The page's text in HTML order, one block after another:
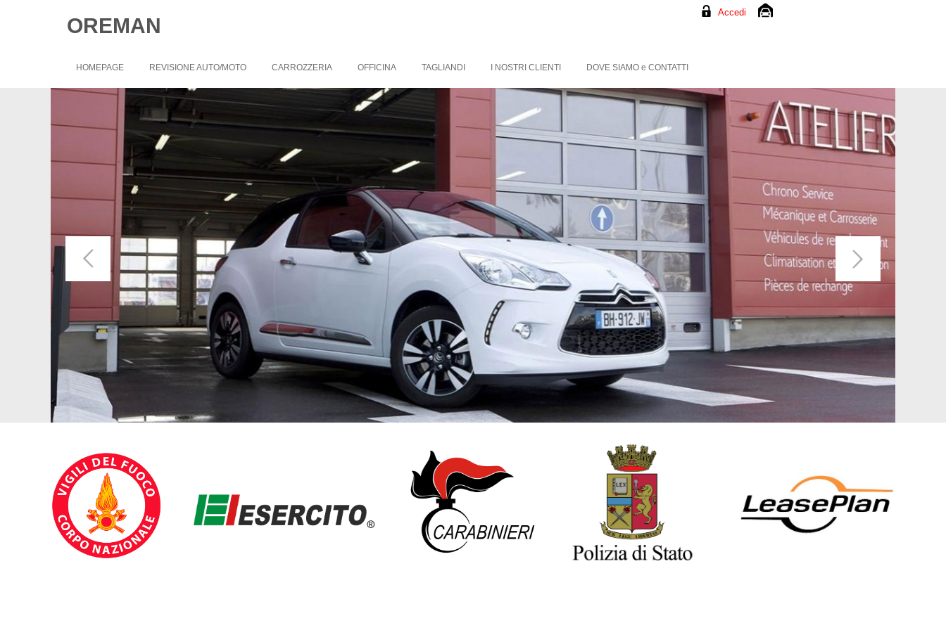
OREMAN
HOMEPAGE REVISIONE AUTO/MOTO CARROZZERIA OFFICINA TAGLIANDI I NOSTRI CLIENTI DOVE SIAMO e CONTATTI
Accedi